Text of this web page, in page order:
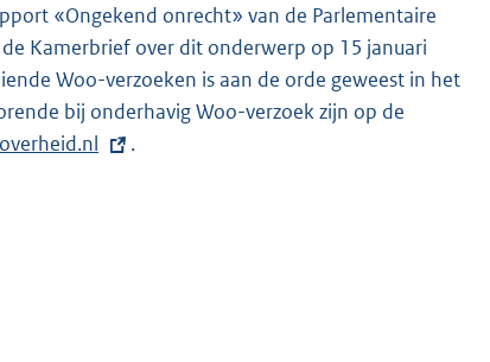
«Ongekend onrecht» van de Parlementaire
Kamerbrief over dit onderwerp op 15 januari
Woo-verzoeken is aan de orde geweest in het
bij onderhavig Woo-verzoek zijn op de
.